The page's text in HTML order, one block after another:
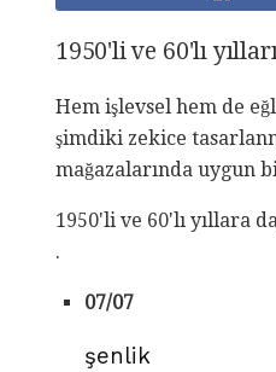
1950'li ve 60'lı
Hem işlevsel hem de
şimdiki zekice
mağazalarında uygun
1950'li ve 60'lı yıllara
.
07/07
şenlik